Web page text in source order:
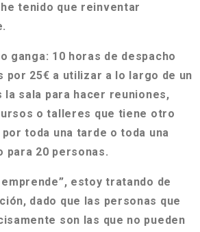
tenido que reinventar
ganga: 10 horas de despacho
por 25€ a utilizar a lo largo de un
sala para hacer reuniones,
o talleres que tiene otro
toda una tarde o toda una
para 20 personas.
estoy tratando de
dado que las personas que
son las que no pueden